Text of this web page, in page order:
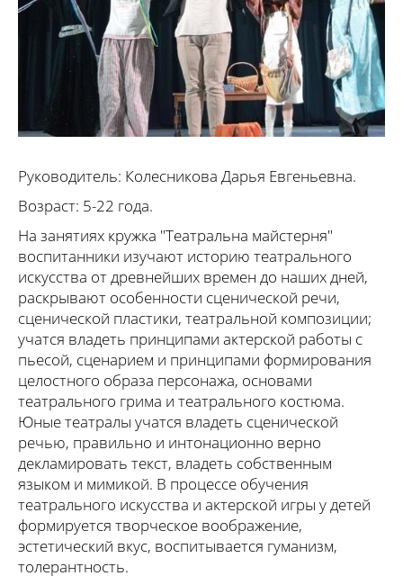
Руководитель: Колесникова Дарья Евгеньевна.
Возраст: 5-22 года.
На занятиях кружка "Театральна майстерня"
воспитанники изучают историю театрального
искусства от древнейших времен до наших дней,
раскрывают особенности сценической речи,
сценической пластики, театральной композиции;
учатся владеть принципами актерской работы с
пьесой, сценарием и принципами формирования
целостного образа персонажа, основами
театрального грима и театрального костюма.
Юные театралы учатся владеть сценической
речью, правильно и интонационно верно
декламировать текст, владеть собственным
языком и мимикой. В процессе обучения
театрального искусства и актерской игры у детей
формируется творческое воображение,
эстетический вкус, воспитывается гуманизм,
толерантность.